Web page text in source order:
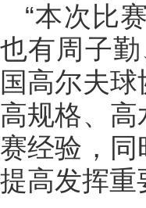
“本次比
也有周子
国高尔夫
高规格、
赛经验，
提高发挥重